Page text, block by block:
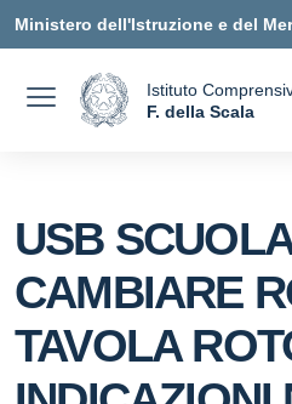
Ministero dell'Istruzione e del
Istituto
F. della Scala
USB
CAMBIARE
TAVOLA